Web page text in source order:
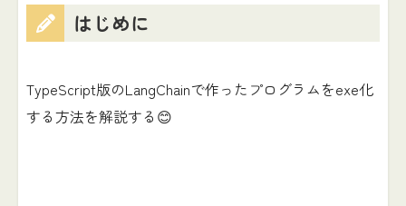
はじめに
TypeScript版のLangChainで作ったプログラムをexe化
する方法を解説する😊